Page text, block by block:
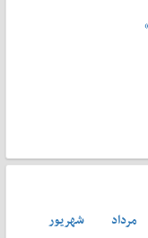
مرداد
شهريور